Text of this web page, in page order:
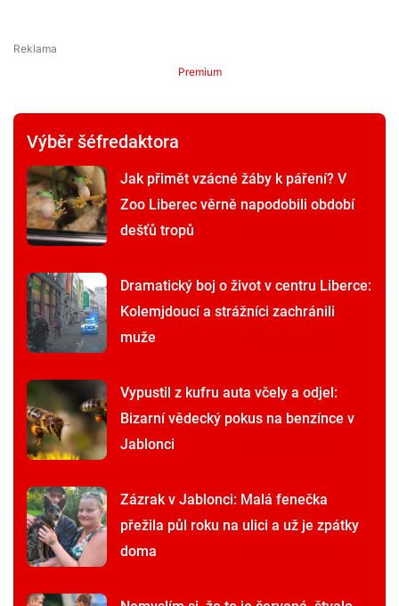
Premium
Výběr šéfredaktora
Jak přimět vzácné žáby k páření? V
Zoo Liberec věrně napodobili období
dešťů tropů
Dramatický boj o život v centru Liberce:
Kolemjdoucí a strážníci zachránili
muže
Vypustil z kufru auta včely a odjel:
Bizarní vědecký pokus na benzínce v
Jablonci
Zázrak v Jablonci: Malá fenečka
přežila půl roku na ulici a už je zpátky
doma